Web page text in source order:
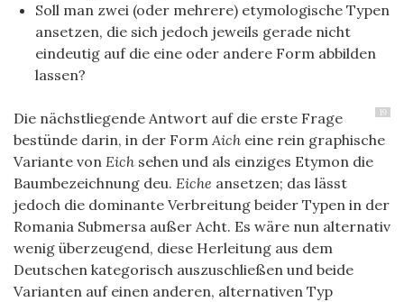
Soll man zwei (oder mehrere) etymologische Typen
ansetzen, die sich jedoch jeweils gerade nicht
eindeutig auf die eine oder andere Form abbilden
lassen?
19
Die nächstliegende Antwort auf die erste Frage
bestünde darin, in der FormAich eine rein graphische
Variante von Eich sehen und als einziges Etymon die
Baumbezeichnung deu. Eiche ansetzen; das lässt
jedoch die dominante Verbreitung beider Typen in der
Romania Submersa außer Acht. Es wäre nun alternativ
wenig überzeugend, diese Herleitung aus dem
Deutschen kategorisch auszuschließen und beide
Varianten auf einen anderen, alternativen Typ